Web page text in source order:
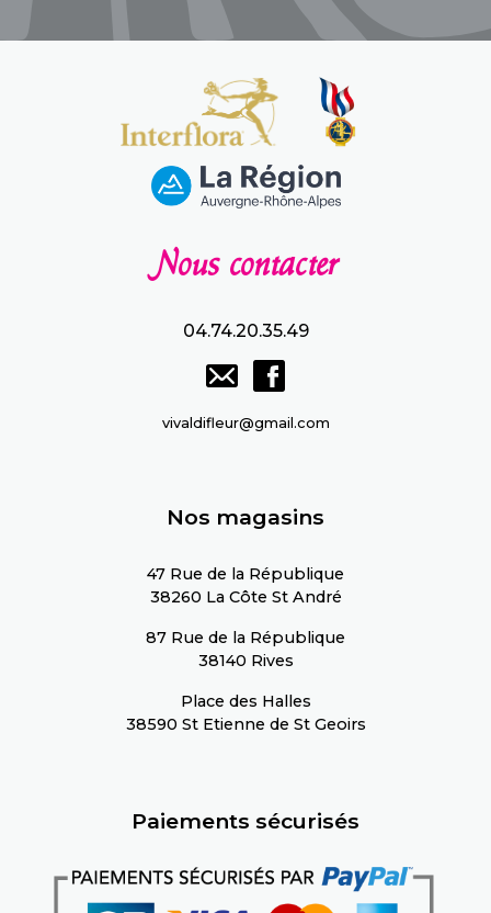
Paiements sécurisés
Nous contacter
04.74.20.35.49
moc.liamg@ruelfidlaviv
Nos magasins
47 Rue de la République
38260 La Côte St André
87 Rue de la République
38140 Rives
Place des Halles
38590 St Etienne de St Geoirs